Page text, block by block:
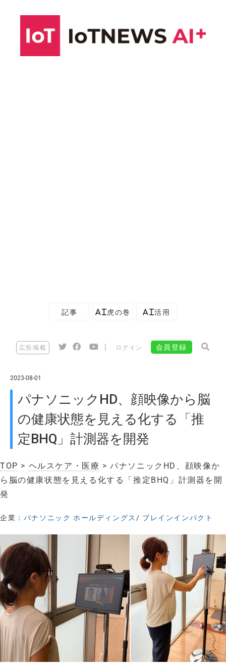
記事 AI虎の巻 AI活用
広告掲載 ログイン 会員登録
2023-08-01
パナソニックHD、顔映像から脳
の健康状態を見える化する「推
定BHQ」計測器を開発
TOP > ヘルスケア・医療 > パナソニックHD、顔映像か
ら脳の健康状態を見える化する「推定BHQ」計測器を開
発
企業： パナソニック ホールディングス / ブレインインパクト